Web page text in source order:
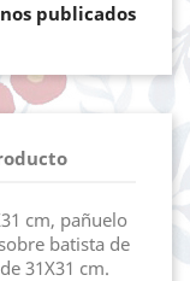
publicados
cm, pañuelo
batista de
31X31 cm.